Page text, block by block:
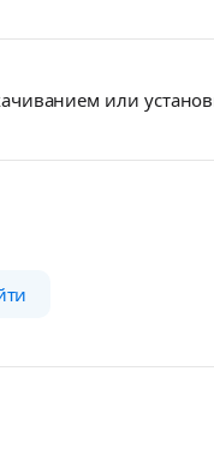
или